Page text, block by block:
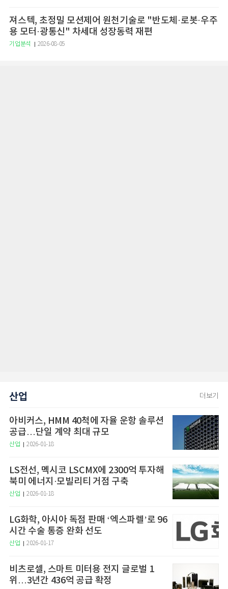
져스텍, 초정밀 모션제어 원천기술로 "반도체·로봇·우주
용 모터·광통신" 차세대 성장동력 재편
기업분석 2026-08-05
산업 더보기
아비커스, HMM 40척에 자율 운항 솔루션
공급…단일 계약 최대 규모
산업 2026-01-18
LS전선, 멕시코 LSCMX에 2300억 투자해
북미 에너지·모빌리티 거점 구축
산업 2026-01-18
LG화학, 아시아 독점 판매 ‘엑스파렐’로 96
시간 수술 통증 완화 선도
산업 2026-01-17
비츠로셀, 스마트 미터용 전지 글로벌 1
위…3년간 436억 공급 확정